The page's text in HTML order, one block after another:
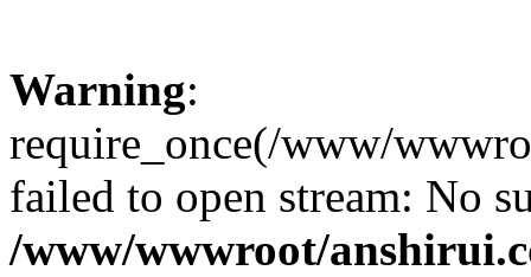
Warning:
require_once(/www/
failed to open stream: No
/www/wwwroot/